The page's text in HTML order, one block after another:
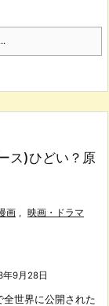
ス)ひどい？原
画 , 映画・ドラマ
年9月28日
世界に公開された